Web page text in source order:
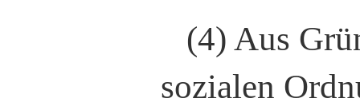
(4) Aus
sozialen